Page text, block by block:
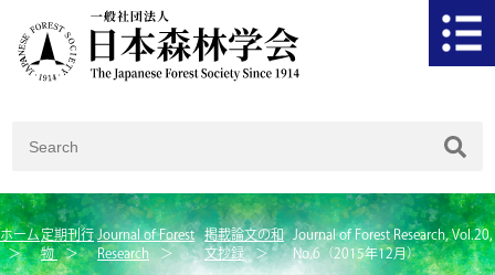
ホーム定期刊行
物
Journal of Forest
Research
掲載論文の和
文抄録
Journal of Forest Research, Vol.20,
No.6（2015年12月）